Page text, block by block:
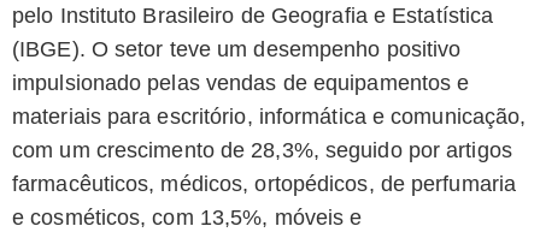
pelo Instituto Brasileiro de Geografia e Estatística
(IBGE). O setor teve um desempenho positivo
impulsionado pelas vendas de equipamentos e
materiais para escritório, informática e comunicação,
com um crescimento de 28,3%, seguido por artigos
farmacêuticos, médicos, ortopédicos, de perfumaria
e cosméticos, com 13,5%, móveis e